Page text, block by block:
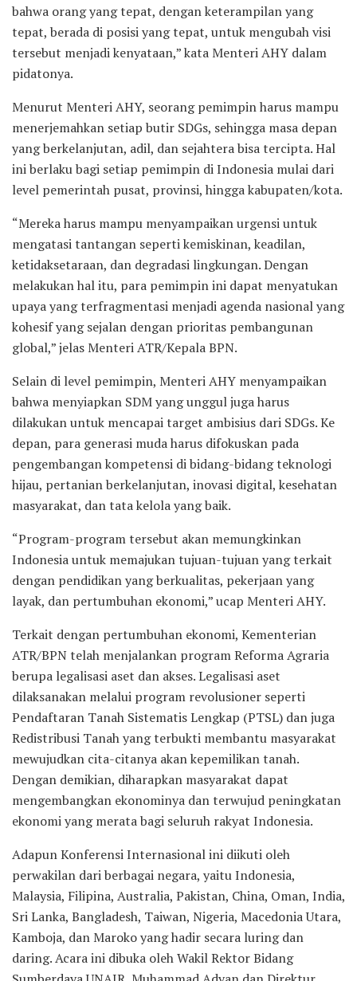
bahwa orang yang tepat, dengan keterampilan yang
tepat, berada di posisi yang tepat, untuk mengubah visi
tersebut menjadi kenyataan,” kata Menteri AHY dalam
pidatonya.
Menurut Menteri AHY, seorang pemimpin harus mampu
menerjemahkan setiap butir SDGs, sehingga masa depan
yang berkelanjutan, adil, dan sejahtera bisa tercipta. Hal
ini berlaku bagi setiap pemimpin di Indonesia mulai dari
level pemerintah pusat, provinsi, hingga kabupaten/kota.
“Mereka harus mampu menyampaikan urgensi untuk
mengatasi tantangan seperti kemiskinan, keadilan,
ketidaksetaraan, dan degradasi lingkungan. Dengan
melakukan hal itu, para pemimpin ini dapat menyatukan
upaya yang terfragmentasi menjadi agenda nasional yang
kohesif yang sejalan dengan prioritas pembangunan
global,” jelas Menteri ATR/Kepala BPN.
Selain di level pemimpin, Menteri AHY menyampaikan
bahwa menyiapkan SDM yang unggul juga harus
dilakukan untuk mencapai target ambisius dari SDGs. Ke
depan, para generasi muda harus difokuskan pada
pengembangan kompetensi di bidang-bidang teknologi
hijau, pertanian berkelanjutan, inovasi digital, kesehatan
masyarakat, dan tata kelola yang baik.
“Program-program tersebut akan memungkinkan
Indonesia untuk memajukan tujuan-tujuan yang terkait
dengan pendidikan yang berkualitas, pekerjaan yang
layak, dan pertumbuhan ekonomi,” ucap Menteri AHY.
Terkait dengan pertumbuhan ekonomi, Kementerian
ATR/BPN telah menjalankan program Reforma Agraria
berupa legalisasi aset dan akses. Legalisasi aset
dilaksanakan melalui program revolusioner seperti
Pendaftaran Tanah Sistematis Lengkap (PTSL) dan juga
Redistribusi Tanah yang terbukti membantu masyarakat
mewujudkan cita-citanya akan kepemilikan tanah.
Dengan demikian, diharapkan masyarakat dapat
mengembangkan ekonominya dan terwujud peningkatan
ekonomi yang merata bagi seluruh rakyat Indonesia.
Adapun Konferensi Internasional ini diikuti oleh
perwakilan dari berbagai negara, yaitu Indonesia,
Malaysia, Filipina, Australia, Pakistan, China, Oman, India,
Sri Lanka, Bangladesh, Taiwan, Nigeria, Macedonia Utara,
Kamboja, dan Maroko yang hadir secara luring dan
daring. Acara ini dibuka oleh Wakil Rektor Bidang